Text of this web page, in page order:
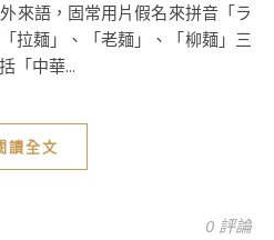
來語，固常用片假名來拼音「ラ
拉麺」、「老麺」、「柳麺」三
「中華...
讀全文
0 評論